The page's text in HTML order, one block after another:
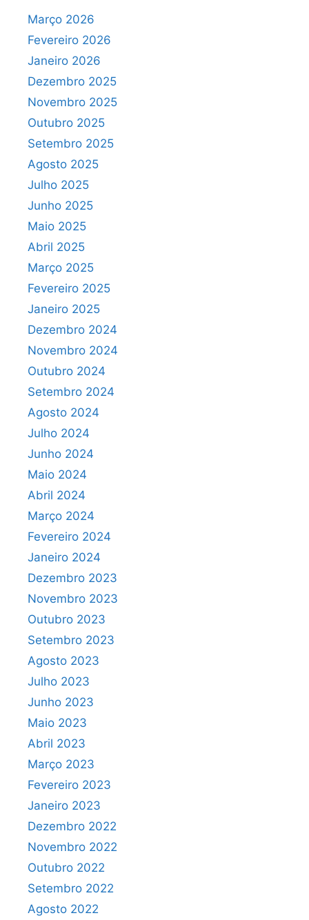
Março 2026
Fevereiro 2026
Janeiro 2026
Dezembro 2025
Novembro 2025
Outubro 2025
Setembro 2025
Agosto 2025
Julho 2025
Junho 2025
Maio 2025
Abril 2025
Março 2025
Fevereiro 2025
Janeiro 2025
Dezembro 2024
Novembro 2024
Outubro 2024
Setembro 2024
Agosto 2024
Julho 2024
Junho 2024
Maio 2024
Abril 2024
Março 2024
Fevereiro 2024
Janeiro 2024
Dezembro 2023
Novembro 2023
Outubro 2023
Setembro 2023
Agosto 2023
Julho 2023
Junho 2023
Maio 2023
Abril 2023
Março 2023
Fevereiro 2023
Janeiro 2023
Dezembro 2022
Novembro 2022
Outubro 2022
Setembro 2022
Agosto 2022